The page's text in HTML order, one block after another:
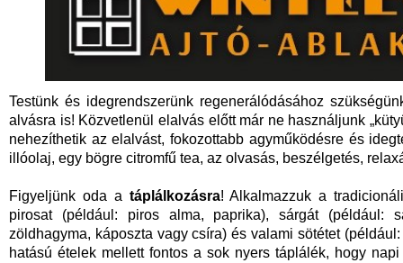
Testünk és idegrendszerünk regenerálódásához
alvásra is! Közvetlenül elalvás előtt már ne használjunk
nehezíthetik az elalvást, fokozottabb agyműködésre és
illóolaj, egy bögre citromfű tea, az olvasás, beszélgetés,
Figyeljünk oda a táplálkozásra! Alkalmazzuk a
pirosat (például: piros alma, paprika), sárgát (például:
zöldhagyma, káposzta vagy csíra) és valami sötétet
hatású ételek mellett fontos a sok nyers táplálék, hogy